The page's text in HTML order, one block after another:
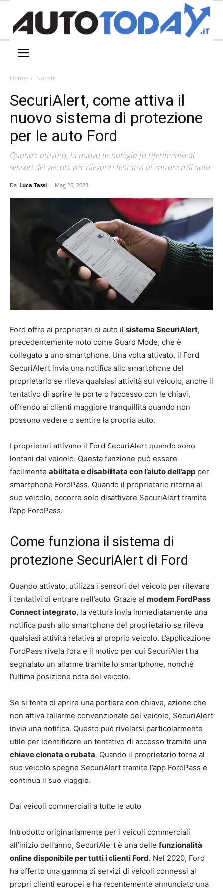
Home Notizie
SecuriAlert, come attiva il
nuovo sistema di protezione
per le auto Ford
Quando attivato, la nuova tecnologia fa riferimento ai
sensori del veicolo per rilevare i tentativi di entrare nell'auto
Da Luca Tassi - Mag 26, 2023
Ford offre ai proprietari di auto il sistema SecuriAlert,
precedentemente noto come Guard Mode, che è
collegato a uno smartphone. Una volta attivato, il Ford
SecuriAlert invia una notifica allo smartphone del
proprietario se rileva qualsiasi attività sul veicolo, anche il
tentativo di aprire le porte o l’accesso con le chiavi,
offrendo ai clienti maggiore tranquillità quando non
possono vedere o sentire la propria auto.
I proprietari attivano il Ford SecuriAlert quando sono
lontani dal veicolo. Questa funzione può essere
facilmente abilitata e disabilitata con l’aiuto dell’app per
smartphone FordPass. Quando il proprietario ritorna al
suo veicolo, occorre solo disattivare SecuriAlert tramite
l’app FordPass.
Come funziona il sistema di
protezione SecuriAlert di Ford
Quando attivato, utilizza i sensori del veicolo per rilevare
i tentativi di entrare nell’auto. Grazie al modem FordPass
Connect integrato, la vettura invia immediatamente una
notifica push allo smartphone del proprietario se rileva
qualsiasi attività relativa al proprio veicolo. L’applicazione
FordPass rivela l’ora e il motivo per cui SecuriAlert ha
segnalato un allarme tramite lo smartphone, nonché
l’ultima posizione nota del veicolo.
Se si tenta di aprire una portiera con chiave, azione che
non attiva l’allarme convenzionale del veicolo, SecuriAlert
invia una notifica. Questo può rivelarsi particolarmente
utile per identificare un tentativo di accesso tramite una
chiave clonata o rubata. Quando il proprietario torna al
suo veicolo spegne SecuriAlert tramite l’app FordPass e
continua il suo viaggio.
Dai veicoli commerciali a tutte le auto
Introdotto originariamente per i veicoli commerciali
all’inizio dell’anno, SecuriAlert è una delle funzionalità
online disponibile per tutti i clienti Ford. Nel 2020, Ford
ha offerto una gamma di servizi di veicoli connessi ai
propri clienti europei e ha recentemente annunciato una